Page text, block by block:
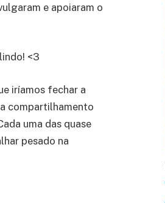
e apoiaram o
<3
iríamos fechar a
compartilhamento
uma das quase
pesado na